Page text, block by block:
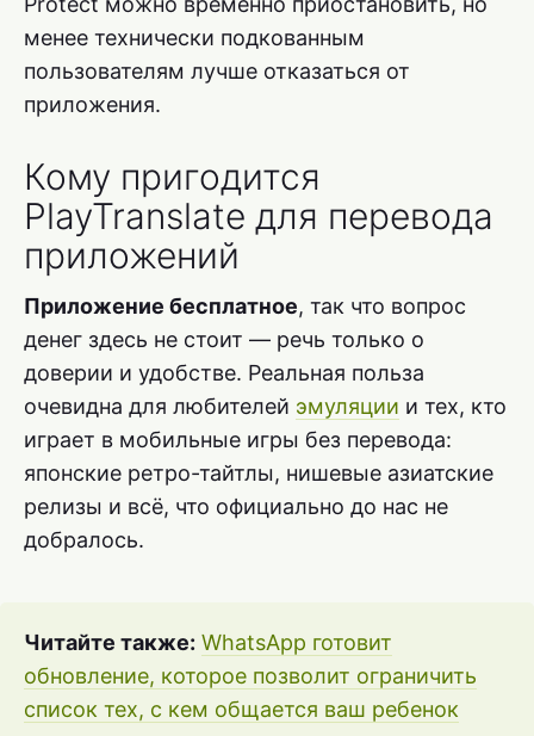
менее технически подкованным
пользователям лучше отказаться от
приложения.
Кому пригодится
PlayTranslate для перевода
приложений
Приложение бесплатное, так что вопрос
денег здесь не стоит — речь только о
доверии и удобстве. Реальная польза
очевидна для любителей эмуляции и тех, кто
играет в мобильные игры без перевода:
японские ретро-тайтлы, нишевые азиатские
релизы и всё, что официально до нас не
добралось.
Читайте также: WhatsApp готовит
обновление, которое позволит ограничить
список тех, с кем общается ваш ребенок